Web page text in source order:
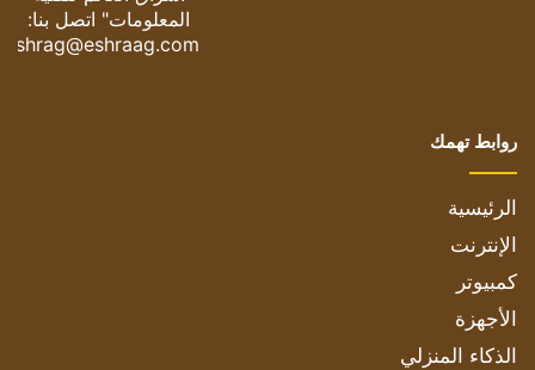
المعلومات" اتصل بنا:
eshrag@eshraag.com
روابط تهمك
الرئيسية
الإنترنت
كمبيوتر
الأجهزة
الذكاء المنزلي